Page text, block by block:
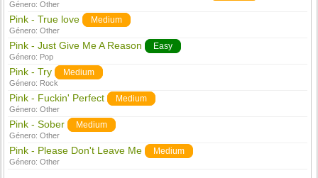
Género:Other
Pink - True love Medium
Género:Other
Pink - Just Give Me A Reason Easy
Género: Pop
Pink - Try Medium
Género: Rock
Pink - Fuckin' Perfect Medium
Género:Other
Pink - Sober Medium
Género:Other
Pink - Please Don't Leave Me Medium
Género:Other